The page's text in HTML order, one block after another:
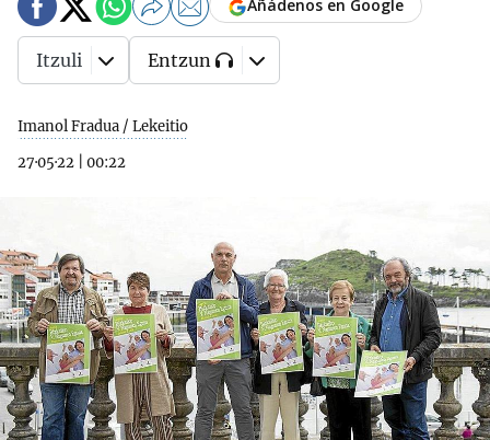
Imanol Fradua / Lekeitio
27·05·22
00:22
Añádenos en Google
Itzuli Entzun